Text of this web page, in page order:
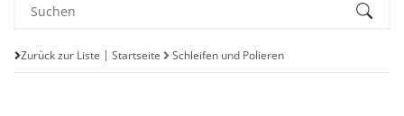
Zurück zur Liste Startseite Schleifen und Polieren